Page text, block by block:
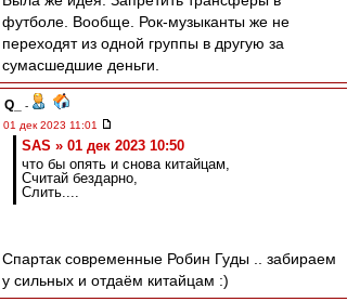
футболе. Вообще. Рок-музыканты же не
переходят из одной группы в другую за
сумасшедшие деньги.
Q_
-
01 дек 2023 11:01
SAS » 01 дек 2023 10:50
что бы опять и снова китайцам,
Считай бездарно,
Слить....
Спартак современные Робин Гуды .. забираем
у сильных и отдаём китайцам :)